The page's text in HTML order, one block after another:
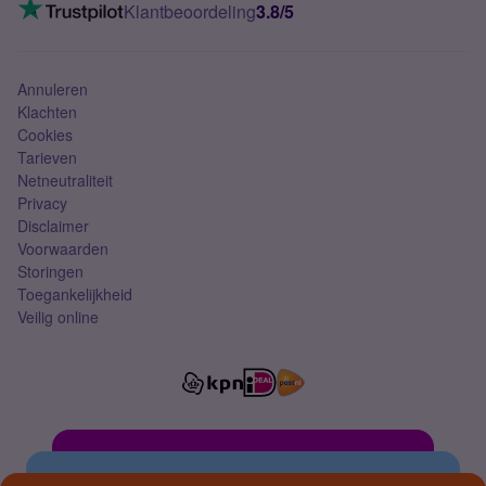
Mobiel abonnement
Klantbeoordeling3.8/5
Annuleren
Klachten
Cookies
Tarieven
Netneutraliteit
Privacy
Disclaimer
Voorwaarden
Storingen
Toegankelijkheid
Veilig online